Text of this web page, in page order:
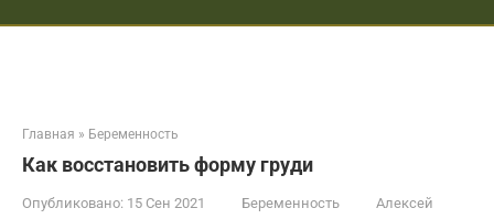
Главная » Беременность
Как восстановить форму груди
Опубликовано: 15 Сен 2021 Беременность
Алексей